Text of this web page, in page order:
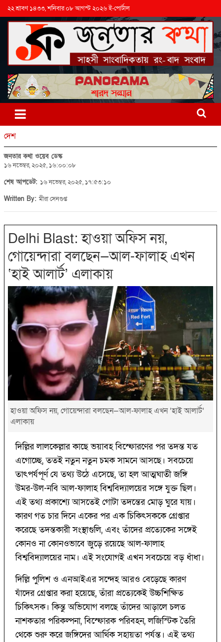
২২ শ্রাবণ ১৪৩৩, শনিবার ০৮ আগস্ট ২০২৬ ই-পোর্টাল
দেশ
জনতার কথা ওয়েব ডেস্ক
১৬ নভেম্বর, ২০২৫, ১৬:০০:০৮
শেষ আপডেট: ১৬ নভেম্বর, ২০২৫, ১৭:৫৩:১০
Written By:মীরা সেনগুপ্ত
Delhi Blast: হাওয়া অফিস নয়,
গোয়েন্দারা বলছেন—আল-ফালাহ এখন
‘হাই আলার্ট’ এলাকায়
হাওয়া অফিস নয়, গোয়েন্দারা বলছেন—আল-ফালাহ এখন ‘হাই আলার্ট’
এলাকায়
দিল্লির লালকেল্লার কাছে ভয়াবহ বিস্ফোরণের পর তদন্ত যত
এগোচ্ছে, ততই নতুন নতুন চমক সামনে আসছে। সবচেয়ে
তাৎপর্যপূর্ণ যে তথ্য উঠে এসেছে, তা হল আত্মঘাতী জঙ্গি
উমর-উল-নবি আল-ফালাহ বিশ্ববিদ্যালয়ের সঙ্গে যুক্ত ছিল।
এই তথ্য প্রকাশ্যে আসতেই গোটা তদন্তের মোড় ঘুরে যায়।
কারণ গত চার দিনে একের পর এক চিকিৎসককে গ্রেপ্তার
করেছে তদন্তকারী সংস্থাগুলি, এবং তাঁদের প্রত্যেকের সঙ্গেই
কোনও না কোনওভাবে জুড়ে রয়েছে আল-ফালাহ
বিশ্ববিদ্যালয়ের নাম। এই সংযোগই এখন সবচেয়ে বড় ধাঁধা।
দিল্লি পুলিশ ও এনআইএর সন্দেহ আরও বেড়েছে কারণ
যাঁদের গ্রেপ্তার করা হয়েছে, তাঁরা প্রত্যেকেই উচ্চশিক্ষিত
চিকিৎসক। কিন্তু অভিযোগ বলছে তাঁদের আড়ালে চলত
নাশকতার পরিকল্পনা, বিস্ফোরক পরিবহন, লজিস্টিক তৈরি
থেকে শুরু করে জঙ্গিদের আর্থিক সহায়তা পর্যন্ত। এই তথ্য